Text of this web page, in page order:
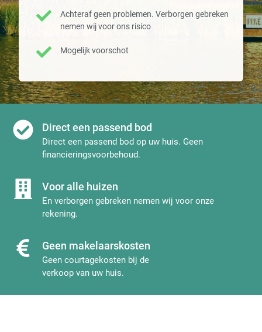
Achteraf geen problemen. Verborgen gebreken
nemen wij voor ons risico
Mogelijk voorschot
Direct een passend bod
Direct een passend bod op uw huis. Geen
financieringsvoorbehoud.
Voor alle huizen
En verborgen gebreken nemen wij voor onze
rekening.
Geen makelaarskosten
Geen courtagekosten bij de
verkoop van uw huis.